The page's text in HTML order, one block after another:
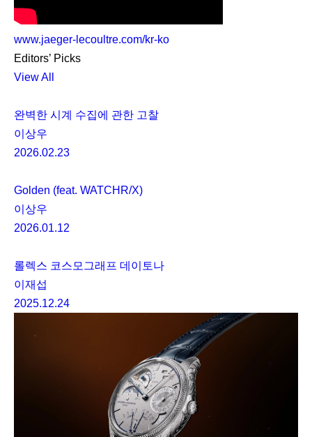
www.jaeger-lecoultre.com/kr-ko
Editors’ Picks
View All
완벽한 시계 수집에 관한 고찰
이상우
2026.02.23
Golden (feat. WATCHR/X)
이상우
2026.01.12
롤렉스 코스모그래프 데이토나
이재섭
2025.12.24